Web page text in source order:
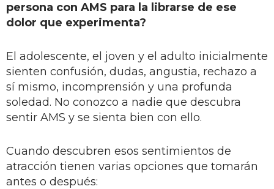
persona con AMS para la librarse de ese
dolor que experimenta?
El adolescente, el joven y el adulto inicialmente
sienten confusión, dudas, angustia, rechazo a
sí mismo, incomprensión y una profunda
soledad. No conozco a nadie que descubra
sentir AMS y se sienta bien con ello.
Cuando descubren esos sentimientos de
atracción tienen varias opciones que tomarán
antes o después: